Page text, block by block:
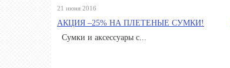
21 июня 2016
АКЦИЯ –25% НА ПЛЕТЕНЫЕ СУМКИ!
Сумки и аксессуары с...